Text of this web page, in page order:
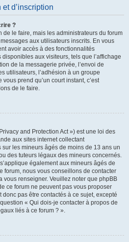
d’inscription
?
de le faire, mais les administrateurs du forum
aux utilisateurs inscrits. En vous
avoir accès à des fonctionnalités
aux visiteurs, tels que l’affichage
de la messagerie privée, l’envoi de
utilisateurs, l’adhésion à un groupe
vous prend qu’un court instant, c’est
de le faire.
and Protection Act ») est une loi des
aux sites internet collectant
les mineurs âgés de moins de 13 ans un
des tuteurs légaux des mineurs concernés.
également aux mineurs âgés de
forum, nous vous conseillons de contacter
renseigner. Veuillez noter que phpBB
ce forum ne peuvent pas vous proposer
donc pas être contactés à ce sujet, excepté
« Qui dois-je contacter à propos de
liés à ce forum ? ».